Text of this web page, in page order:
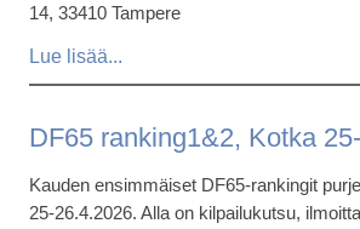
14, 33410 Tampere
DF65 ranking1&2, Kotka
Kauden ensimmäiset DF65-rankingit
25-26.4.2026. Alla on kilpailukutsu,